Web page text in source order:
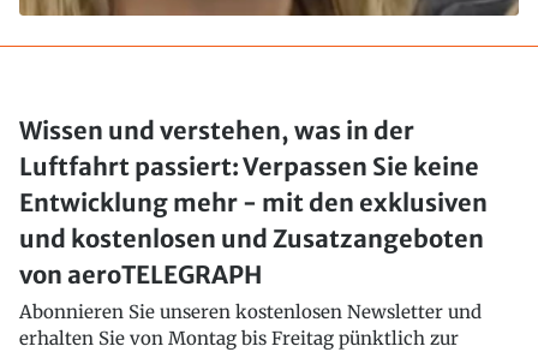
Wissen und verstehen, was in der
Luftfahrt passiert: Verpassen Sie keine
Entwicklung mehr - mit den exklusiven
und kostenlosen und Zusatzangeboten
von aeroTELEGRAPH
Abonnieren Sie unseren kostenlosen Newsletter und
erhalten Sie von Montag bis Freitag pünktlich zur